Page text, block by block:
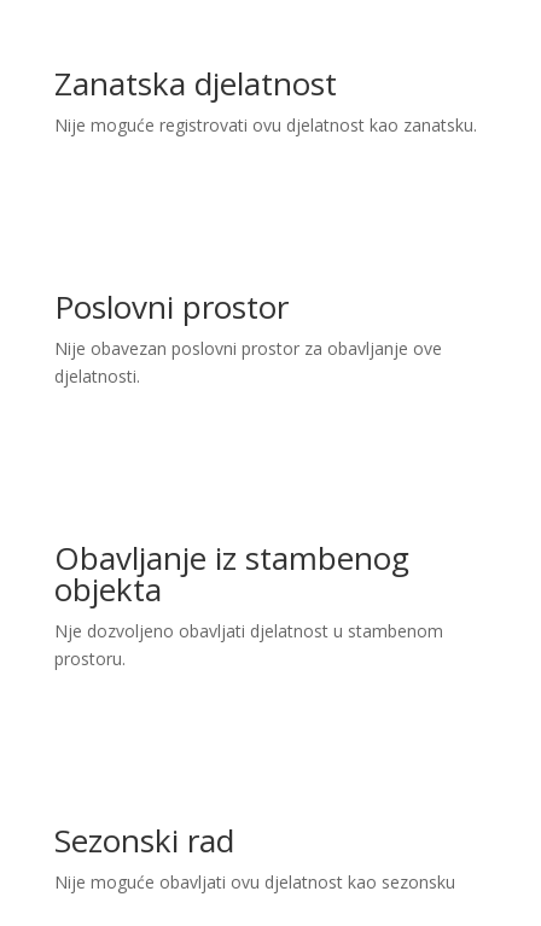
Zanatska djelatnost
Nije moguće registrovati ovu djelatnost kao zanatsku.
Poslovni prostor
Nije obavezan poslovni prostor za obavljanje ove
djelatnosti.
Obavljanje iz stambenog
objekta
Nje dozvoljeno obavljati djelatnost u stambenom
prostoru.
Sezonski rad
Nije moguće obavljati ovu djelatnost kao sezonsku